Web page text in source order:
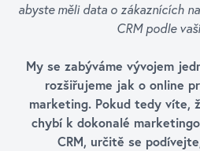
abyste měli data o zákaznících
CRM podle
My se zabýváme vývojem
rozšiřujeme jak o online
marketing. Pokud tedy víte,
chybí k dokonalé
CRM, určitě se